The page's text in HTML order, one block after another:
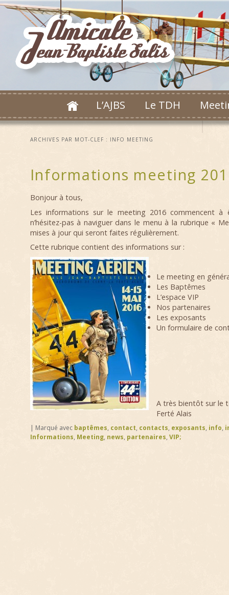
L’AJBS Le TDH
ARCHIVES PAR MOT-CLEF : INFO MEETING
Informations meeting
Bonjour à tous,
Les informations sur le meeting 2016 commencent à
n’hésitez-pas à naviguer dans le menu à la rubrique «
mises à jour qui seront faites régulièrement.
Cette rubrique contient des informations sur :
Le meeting en
Les Baptêmes
L’espace VIP
Nos partenaires
Les exposants
Un formulaire de
A très bientôt sur le
Ferté Alais
| Marqué avec baptêmes, contact, contacts, exposants, info,
Informations, Meeting, news, partenaires, VIP;